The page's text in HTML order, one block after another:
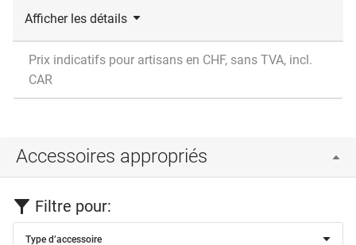
Afficher les détails
Prix indicatifs pour artisans en CHF, sans TVA, incl.
CAR
Accessoires appropriés
Filtre pour:
Type d’accessoire